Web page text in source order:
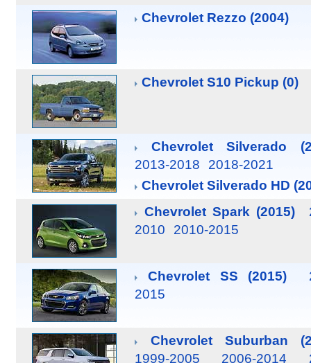
Chevrolet Rezzo (2004)
Chevrolet S10 Pickup (0)
Chevrolet Silverado
2013-2018
2018-2021
Chevrolet Silverado HD
Chevrolet Spark (2015)
2010
2010-2015
Chevrolet SS (2015)
2015
Chevrolet Suburban
1999-2005
2006-2014